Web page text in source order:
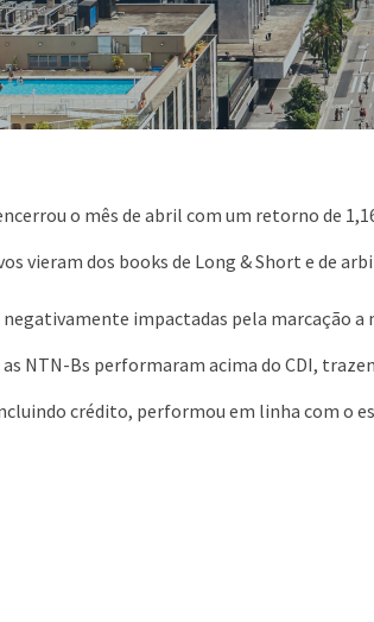
o mês de abril com um retorno de
vieram dos books de Long & Short e de
impactadas pela marcação a
NTN-Bs performaram acima do CDI,
crédito, performou em linha com o